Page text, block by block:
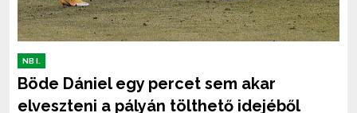
NB I.
Böde Dániel egy percet sem akar
elveszteni a pályán tölthető idejéből